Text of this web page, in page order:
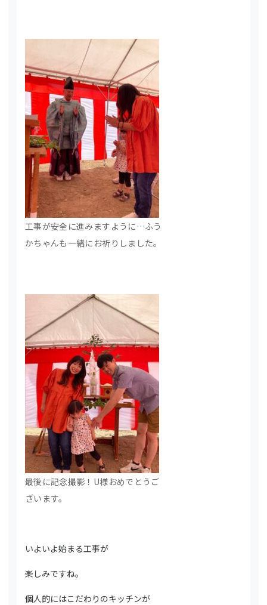
工事が安全に進みますように…ふう
かちゃんも一緒にお祈りしました。
最後に記念撮影！U様おめでとうご
ざいます。
いよいよ始まる工事が
楽しみですね。
個人的にはこだわりのキッチンが